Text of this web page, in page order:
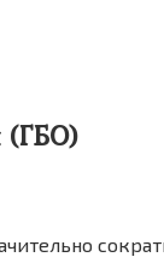
(ГБО)